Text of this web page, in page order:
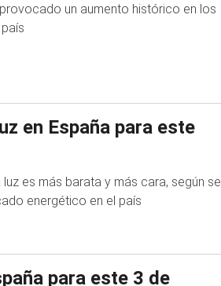
un aumento histórico en los
en España para este
es más barata y más cara, según se
energético en el país
para este 3 de